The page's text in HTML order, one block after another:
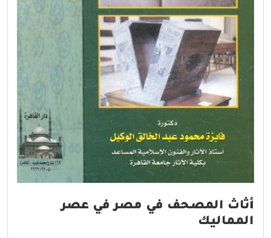
أثاث المصحف في مصر في عصر
المماليك